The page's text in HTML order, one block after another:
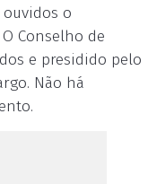
ouvidos o
Conselho de
e presidido pelo
Não há